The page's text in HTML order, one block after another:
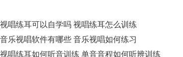
视唱练耳可以自学吗 视唱练耳怎么训练
音乐视唱软件有哪些 音乐视唱如何练习
视唱练耳如何听音训练 单音音程如何听辨训练